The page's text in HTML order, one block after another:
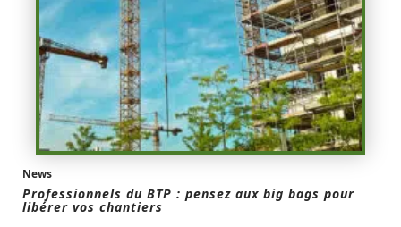
News
Professionnels du BTP : pensez aux big bags pour
libérer vos chantiers